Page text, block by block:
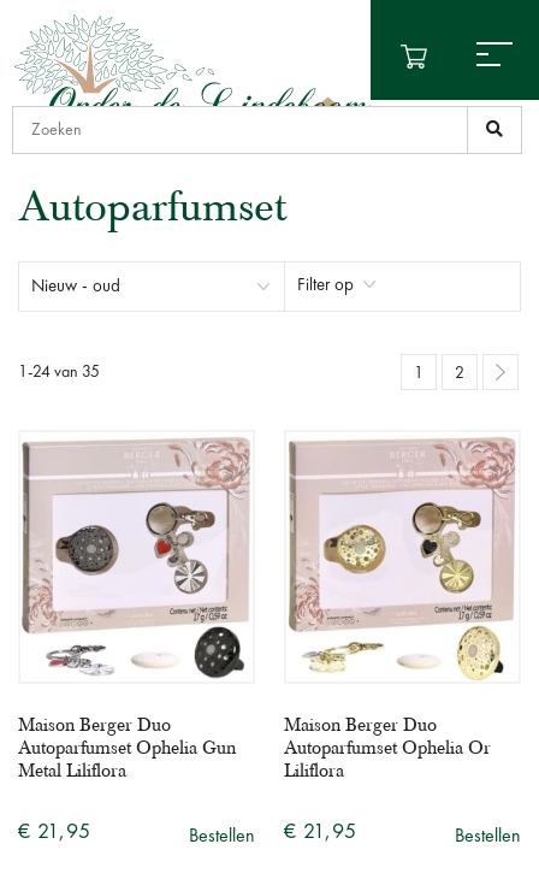
Autoparfumset
Filter op
-24 van 35 2
Maison Berger Duo
Autoparfumset Ophelia Gun
Metal Liliflora
€ 21,95 Bestellen
Maison Berger Duo
Autoparfumset Ophelia Or
Liliflora
€ 21,95 Bestellen